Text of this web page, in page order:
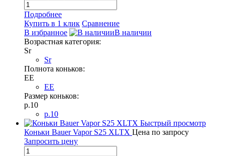
Подробнее
Купить в 1 клик Сравнение
В избранное
В наличии
Возрастная категория:
Sr
Sr
Полнота коньков:
EE
EE
Размер коньков:
p.10
p.10
Быстрый просмотр
Коньки Bauer Vapor S25 XLTX Цена по запросу
Запросить цену